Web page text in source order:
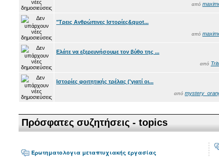
από
"Τρεις Ανθρώπινες Ιστορίες&quot...
από
Ελάτε να εξερευνήσουμε τον βύθο της ...
από
Ιστορίες φοιτητικής τρέλας ('γιατί οι...
από
Πρόσφατες συζητήσεις - topics
Ερωτηματολογια μεταπτυχιακής εργασίας